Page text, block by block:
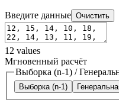
Введите данные Очистить
12 values
Мгновенный расчёт
Выборка (n-1) /
Выборка (n-1)